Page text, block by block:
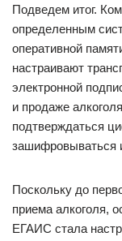
Подведем итог.
определенным
оперативной
настраивают
электронной
и продаже
подтверждаться
зашифровываться
Поскольку до
приема алкоголя,
ЕГАИС стала